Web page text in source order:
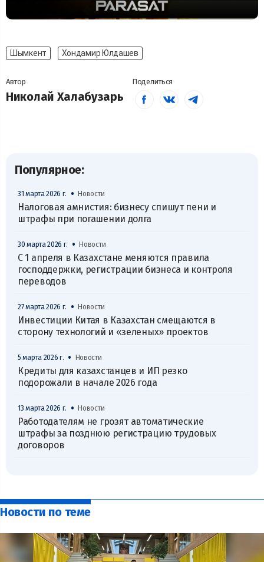
Шымкент Хондамир Юлдашев
Автор
Николай Халабузарь
Поделиться
Популярное:
31 марта 2026 г. • Новости
Налоговая амнистия: бизнесу спишут пени и
штрафы при погашении долга
30 марта 2026 г. • Новости
С 1 апреля в Казахстане меняются правила
господдержки, регистрации бизнеса и контроля
переводов
27 марта 2026 г. • Новости
Инвестиции Китая в Казахстан смещаются в
сторону технологий и «зеленых» проектов
5 марта 2026 г. • Новости
Кредиты для казахстанцев и ИП резко
подорожали в начале 2026 года
13 марта 2026 г. • Новости
Работодателям не грозят автоматические
штрафы за позднюю регистрацию трудовых
договоров
Новости по теме